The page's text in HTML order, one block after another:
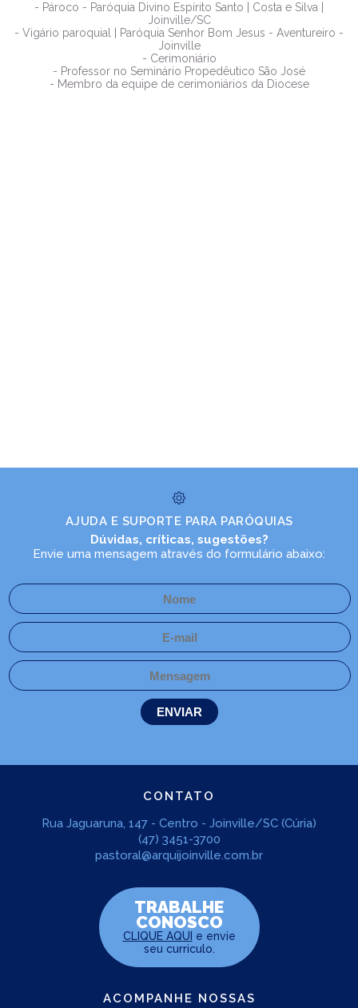
- Pároco - Paróquia Divino Espírito Santo | Costa e Silva |
Joinville/SC
- Vigário paroquial | Paróquia Senhor Bom Jesus - Aventureiro -
Joinville
- Cerimoniário
- Professor no Seminário Propedêutico São José
- Membro da equipe de cerimoniários da Diocese
AJUDA E SUPORTE PARA PARÓQUIAS
Dúvidas, críticas, sugestões?
Envie uma mensagem através do formulário abaixo:
CONTATO
Rua Jaguaruna, 147 - Centro - Joinville/SC (Cúria)
(47) 3451-3700
pastoral@arquijoinville.com.br
TRABALHE
CONOSCO
CLIQUE AQUI e envie
seu curriculo.
ACOMPANHE NOSSAS